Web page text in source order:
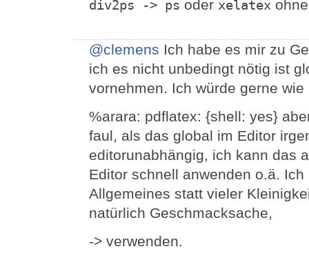
div2ps -> ps oder xelatex
@clemens Ich habe es mir zu
ich es nicht unbedingt nötig ist
vornehmen. Ich würde gerne
%arara: pdflatex: {shell: yes}
faul, als das global im Editor
editorunabhängig, ich kann das
Editor schnell anwenden o.ä.
Allgemeines statt vieler
natürlich Geschmacksache,
-> verwenden.